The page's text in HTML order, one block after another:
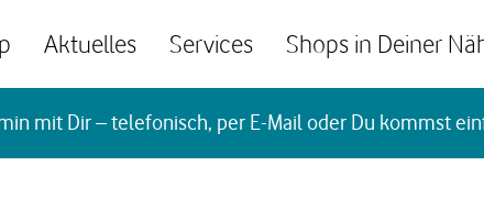
Aktuelles Services Shops in Deiner
mit Dir – telefonisch, per E-Mail oder Du kommst